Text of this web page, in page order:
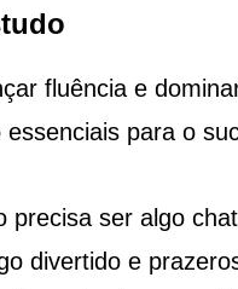
fluência e
para o
precisa ser algo
divertido e